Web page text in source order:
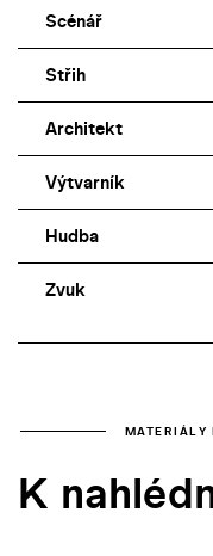
Scénář
Střih
Architekt
Výtvarník
Hudba
Zvuk
MATERIÁLY
K